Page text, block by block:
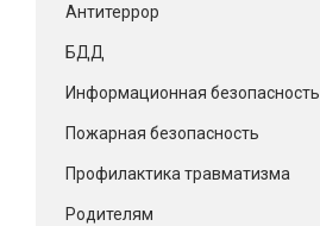
Антитеррор
БДД
Информационная безопасность
Пожарная безопасность
Профилактика травматизма
Родителям